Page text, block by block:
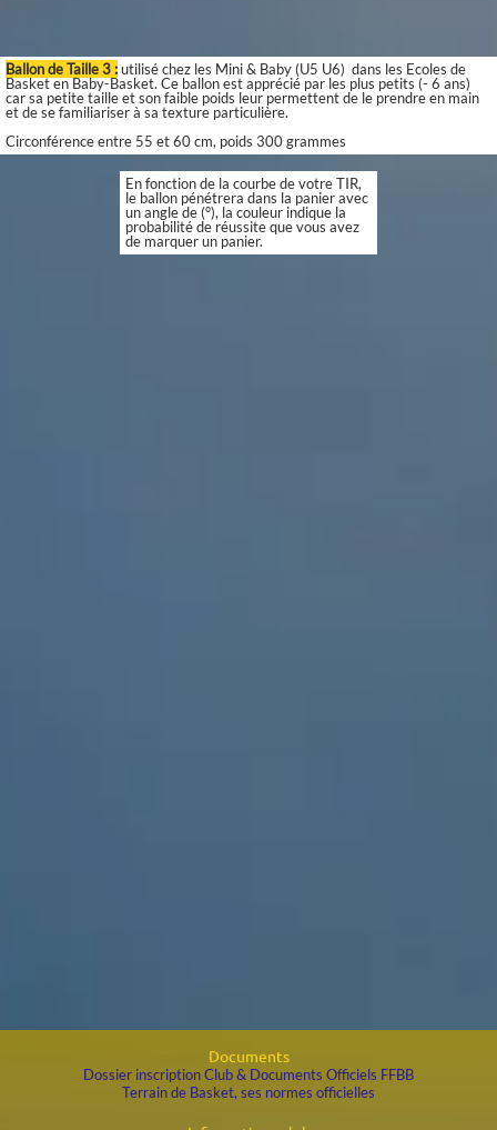
Ballon de Taille 3 :utilisé chez les Mini & Baby (U5 U6) dans les Ecoles de
Basket en Baby-Basket. Ce ballon est apprécié par les plus petits (- 6 ans)
car sa petite taille et son faible poids leur permettent de le prendre en main
et de se familiariser à sa texture particulière.
Circonférence entre 55 et 60 cm, poids 300 grammes
En fonction de la courbe de votre TIR,
le ballon pénétrera dans la panier avec
un angle de (°), la couleur indique la
probabilité de réussite que vous avez
de marquer un panier.
Documents
Dossier inscription Club & Documents Officiels FFBB
Terrain de Basket, ses normes officielles